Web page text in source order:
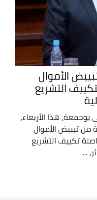
الأموال
التشريع
هذا الأربعاء،
تبييض الأموال
تكييف التشريع